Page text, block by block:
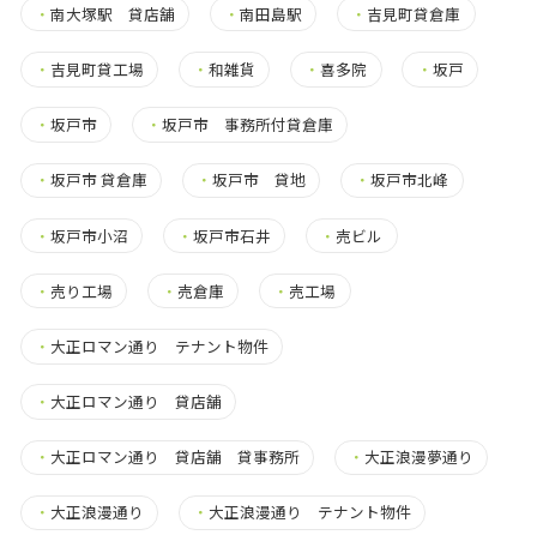
・ 南大塚駅 貸店舗 ・南田島駅 ・ 吉見町貸倉庫
・ 吉見町貸工場 ・和雑貨 ・喜多院 ・ 坂戸
・ 坂戸市 ・坂戸市 事務所付貸倉庫
・ 坂戸市 貸倉庫 ・坂戸市 貸地 ・坂戸市北峰
・ 坂戸市小沼 ・坂戸市石井 ・ 売ビル
・ 売り工場 ・ 売倉庫 ・ 売工場
・ 大正ロマン通り テナント物件
・ 大正ロマン通り 貸店舗
・ 大正ロマン通り 貸店舗 貸事務所 ・ 大正浪漫夢通り
・ 大正浪漫通り ・ 大正浪漫通り テナント物件